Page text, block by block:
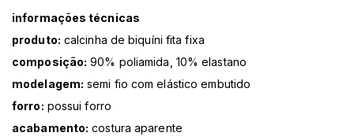
informações técnicas
produto: calcinha de biquíni fita fixa
composição: 90% poliamida, 10% elastano
modelagem: semi fio com elástico embutido
forro: possui forro
acabamento: costura aparente